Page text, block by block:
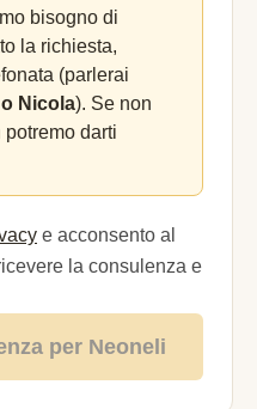
bisogno di
la richiesta,
(parlerai
Nicola). Se non
darti
e acconsento al
la consulenza e
per Neoneli